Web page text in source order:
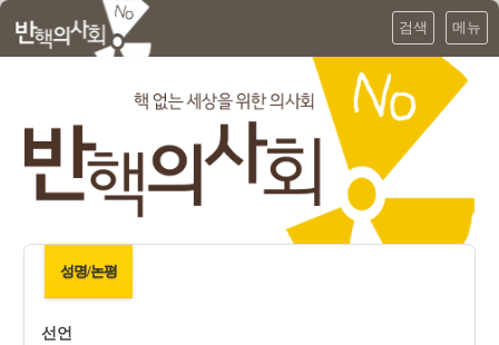
메뉴
검색
성명/논평
선언